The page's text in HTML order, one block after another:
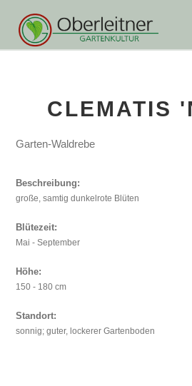
CLEMATIS
Garten-Waldrebe
Beschreibung:
große, samtig dunkelrote Blüten
Blütezeit:
Mai - September
Höhe:
150 - 180 cm
Standort:
sonnig; guter, lockerer Gartenboden